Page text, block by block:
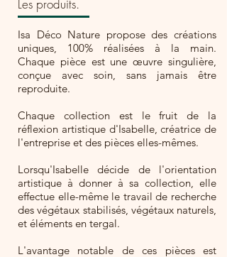
Les produits.
Isa Déco Nature propose des créations
uniques, 100% réalisées à la main.
Chaque pièce est une œuvre singulière,
conçue avec soin, sans jamais être
reproduite.
Chaque collection est le fruit de la
réflexion artistique d'Isabelle, créatrice de
l'entreprise et des pièces elles-mêmes.
Lorsqu'Isabelle décide de l'orientation
artistique à donner à sa collection, elle
effectue elle-même le travail de recherche
des végétaux stabilisés, végétaux naturels,
et éléments en tergal.
L'avantage notable de ces pièces est